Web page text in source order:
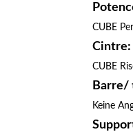
CUBE
Cintre:
CUBE
Barre/
Keine